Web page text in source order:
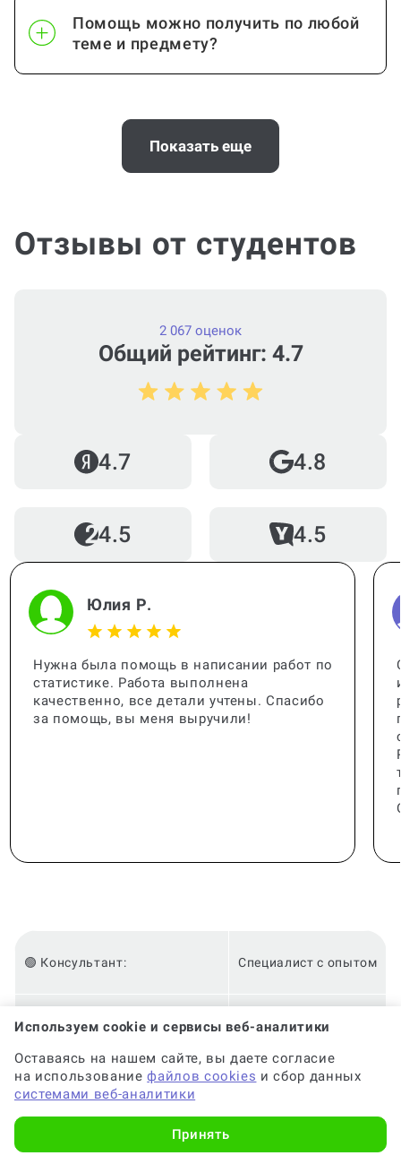
Помощь можно получить по любой
теме и предмету?
Почему выгодно заказать
консультацию по проектной работе
на Work5?
Помощь с услугой Проектная работа
Как работает гарантия?
Когда и как нужно оплачивать
заказ?
Показать еще
Отзывы от студентов
Общий рейтинг: 4.7
2 067 оценок
4.7 4.8
4.5 4.5
Юлия Р.
Нужна была помощь в написании работ по
статистике. Работа выполнена
качественно, все детали учтены. Спасибо
за помощь, вы меня выручили!
🟢 Консультант: Специалист с опытом
🟢 Гарантия на консультацию: До 6 месяцев
🟢 Срок консультации:
🟢 Оригинальность: Высокая
Используем cookie и сервисы веб-аналитики
Оставаясь на нашем сайте, вы даете согласие
на использованиефайлов cookies и сбор данных
системами веб-аналитики
Принять